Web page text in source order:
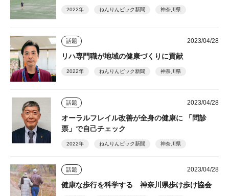
2022年 ねんりんピック新聞 神奈川県
話題 2023/04/28
リハ専門職が地域の健康づくりに貢献
2022年 ねんりんピック新聞 神奈川県
話題 2023/04/28
オーラルフレイル改善が全身の健康に 「問診
票」で自己チェック
2022年 ねんりんピック新聞 神奈川県
話題 2023/04/28
健康な歩行を科学する 神奈川県歩け歩け協会